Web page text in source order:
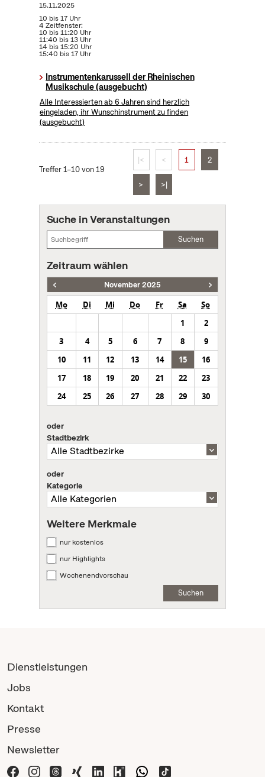
15.11.2025
10 bis 17 Uhr
4 Zeitfenster:
10 bis 11:20 Uhr
11:40 bis 13 Uhr
14 bis 15:20 Uhr
15:40 bis 17 Uhr
Instrumentenkarussell der Rheinischen
Musikschule (ausgebucht)
Alle Interessierten ab 6 Jahren sind herzlich
eingeladen, ihr Wunschinstrument zu finden
(ausgebucht)
Treffer 1–10 von 19
|< < 1 2
> >|
Suche in Veranstaltungen
Suchen
Zeitraum wählen
November 2025
Mo Di Mi Do Fr Sa
So
1
2
3
4 5 6 7 8
9
10
11 12 13 14 15
16
17
18 19 20 21 22
23
24
25 26 27 28 29 30
oder
Stadtbezirk
oder
Kategorie
Weitere Merkmale
nur kostenlos
nur Highlights
Wochenendvorschau
Suchen
Dienstleistungen
Jobs
Kontakt
Presse
Newsletter